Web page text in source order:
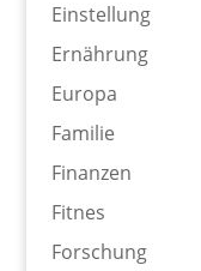
Einstellung
Ernährung
Europa
Familie
Finanzen
Fitnes
Forschung